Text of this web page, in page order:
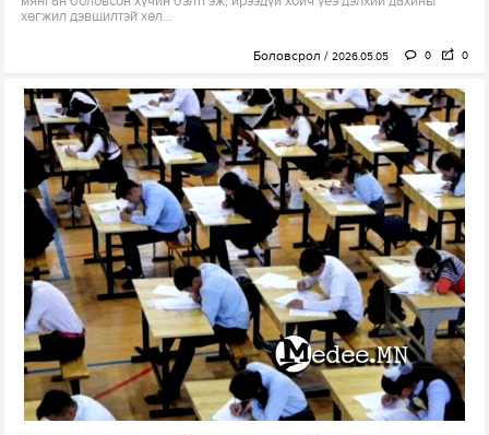
хөгжил дэвшилтэй хөл...
Боловсрол 2026.05.05 0 0